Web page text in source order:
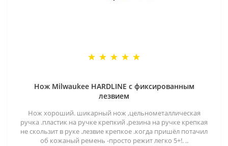
Нож Milwaukee HARDLINE с фиксированным
лезвием
Нож хороший. шикарный нож ,цельнометаллическая
ручка .пластик на ручке крепкий ,резина на ручке крепкая
не скользит в руке .лезвие крепкое .когда пришёл потачил
об кожаный ремень -просто режит легко 5+!. ..